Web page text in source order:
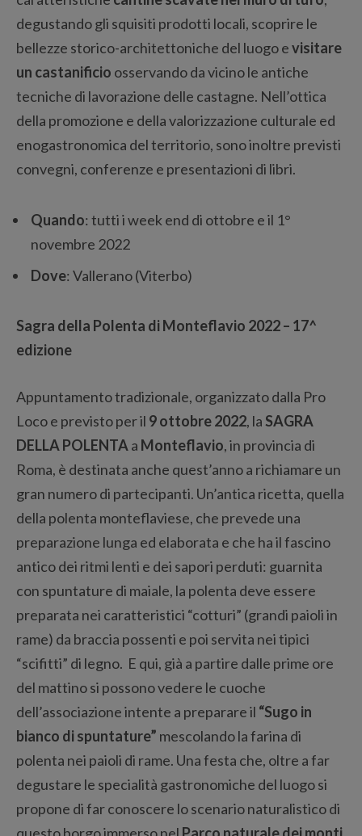
degustando gli squisiti prodotti locali, scoprire le
bellezze storico-architettoniche del luogo evisitare
un castanificio osservando da vicino le antiche
tecniche di lavorazione delle castagne. Nell’ottica
della promozione e della valorizzazione culturale ed
enogastronomica del territorio, sono inoltre previsti
convegni, conferenze e presentazioni di libri.
Quando: tutti i week end di ottobre e il 1°
novembre 2022
Dove: Vallerano (Viterbo)
Sagra della Polenta di Monteflavio 2022 – 17^
edizione
Appuntamento tradizionale, organizzato dalla Pro
Loco e previsto per il 9 ottobre 2022, laSAGRA
DELLA POLENTA a Monteflavio, in provincia di
Roma, è destinata anche quest’anno a richiamare un
gran numero di partecipanti. Un’antica ricetta, quella
della polenta monteflaviese, che prevede una
preparazione lunga ed elaborata e che ha il fascino
antico dei ritmi lenti e dei sapori perduti: guarnita
con spuntature di maiale, la polenta deve essere
preparata nei caratteristici “cotturi” (grandi paioli in
rame) da braccia possenti e poi servita nei tipici
“scifitti” di legno. E qui, già a partire dalle prime ore
del mattino si possono vedere le cuoche
dell’associazione intente a preparare il “Sugo in
bianco di spuntature” mescolando la farina di
polenta nei paioli di rame. Una festa che, oltre a far
degustare le specialità gastronomiche del luogo si
propone di far conoscere lo scenario naturalistico di